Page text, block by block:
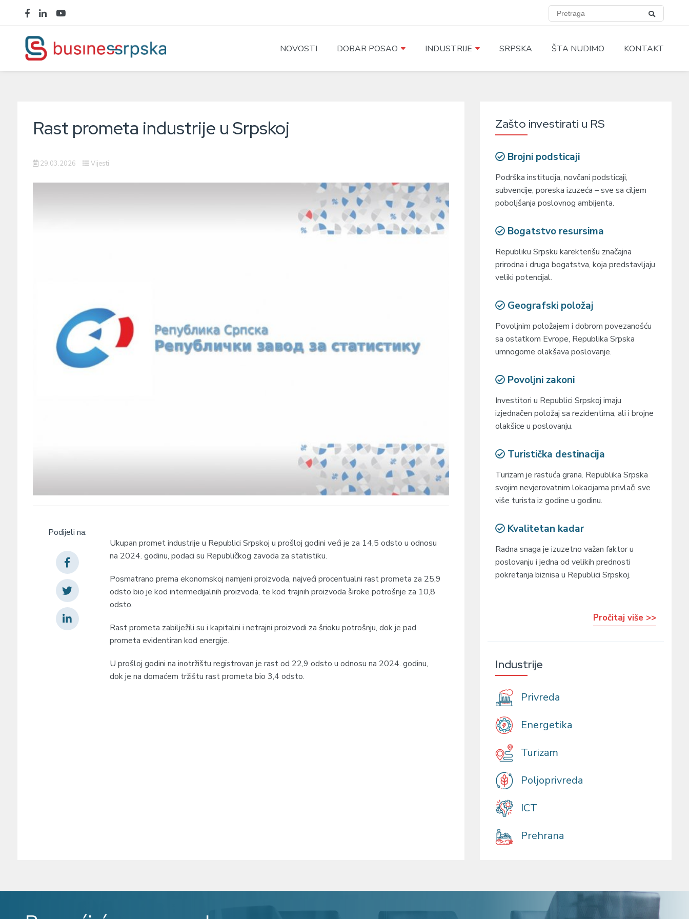
NOVOSTI DOBAR POSAO INDUSTRIJE SRPSKA ŠTA NUDIMO KONTAKT
Rast prometa industrije u Srpskoj
29.03.2026 Vijesti
Podijeli na:
Ukupan promet industrije u Republici Srpskoj u prošloj godini veći je za 14,5 odsto u odnosu
na 2024. godinu, podaci su Republičkog zavoda za statistiku.
Posmatrano prema ekonomskoj namjeni proizvoda, najveći procentualni rast prometa za 25,9
odsto bio je kod intermedijalnih proizvoda, te kod trajnih proizvoda široke potrošnje za 10,8
odsto.
Rast prometa zabilježili su i kapitalni i netrajni proizvodi za šrioku potrošnju, dok je pad
prometa evidentiran kod energije.
U prošloj godini na inotržištu registrovan je rast od 22,9 odsto u odnosu na 2024. godinu,
dok je na domaćem tržištu rast prometa bio 3,4 odsto.
Zašto investirati u RS
Brojni podsticaji
Podrška institucija, novčani podsticaji,
subvencije, poreska izuzeća – sve sa ciljem
poboljšanja poslovnog ambijenta.
Bogatstvo resursima
Republiku Srpsku karekterišu značajna
prirodna i druga bogatstva, koja predstavljaju
veliki potencijal.
Geografski položaj
Povoljnim položajem i dobrom povezanošću
sa ostatkom Evrope, Republika Srpska
umnogome olakšava poslovanje.
Povoljni zakoni
Investitori u Republici Srpskoj imaju
izjednačen položaj sa rezidentima, ali i brojne
olakšice u poslovanju.
Turistička destinacija
Turizam je rastuća grana. Republika Srpska
svojim nevjerovatnim lokacijama privlači sve
više turista iz godine u godinu.
Kvalitetan kadar
Radna snaga je izuzetno važan faktor u
poslovanju i jedna od velikih prednosti
pokretanja biznisa u Republici Srpskoj.
Pročitaj više >>
Industrije
Privreda
Energetika
Turizam
Poljoprivreda
ICT
Prehrana